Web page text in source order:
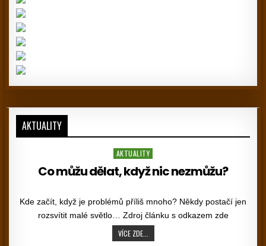
AKTUALITY
Posted in
AKTUALITY
Co můžu dělat, když nic nezmůžu?
Kde začít, když je problémů příliš mnoho? Někdy postačí jen
rozsvítit malé světlo… Zdroj článku s odkazem zde
VÍCE ZDE...